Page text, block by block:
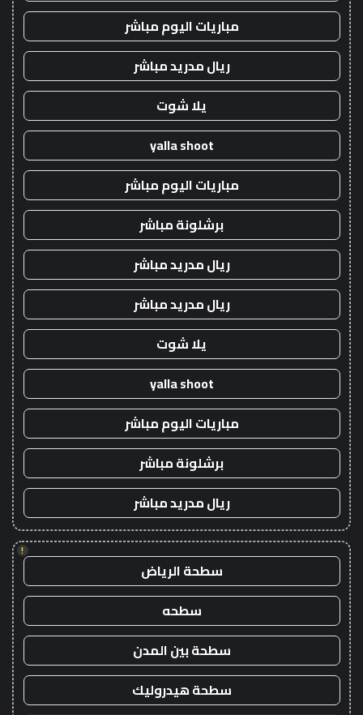
مباريات اليوم مباشر
ريال مدريد مباشر
يلا شوت
yalla shoot
مباريات اليوم مباشر
برشلونة مباشر
ريال مدريد مباشر
ريال مدريد مباشر
يلا شوت
yalla shoot
مباريات اليوم مباشر
برشلونة مباشر
ريال مدريد مباشر
!
سطحة الرياض
سطحه
سطحة بين المدن
سطحة هيدروليك